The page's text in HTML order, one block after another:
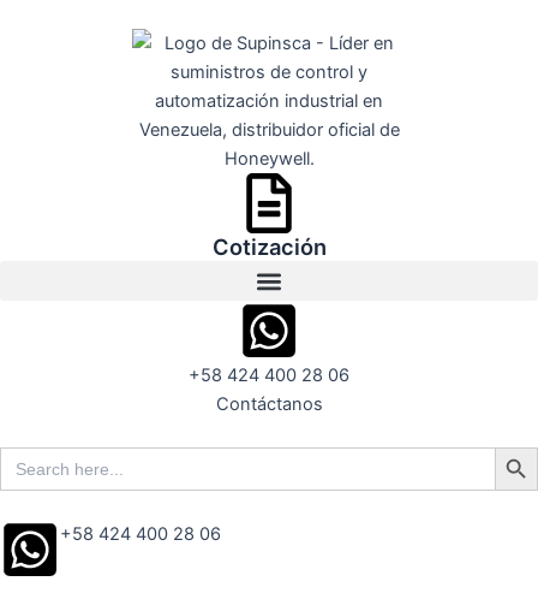
Cotización
+58 424 400 28 06
Contáctanos
Search
for:
Search
+58 424 400 28 06